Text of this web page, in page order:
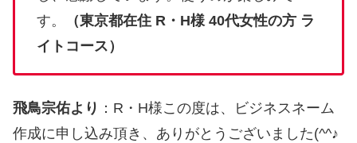
す。
（東京都在住 R・H様 40代女性の方 ラ
イトコース）
飛鳥宗佑より ：R・H様この度は、ビジネスネーム
作成に申し込み頂き、ありがとうございました(^^♪